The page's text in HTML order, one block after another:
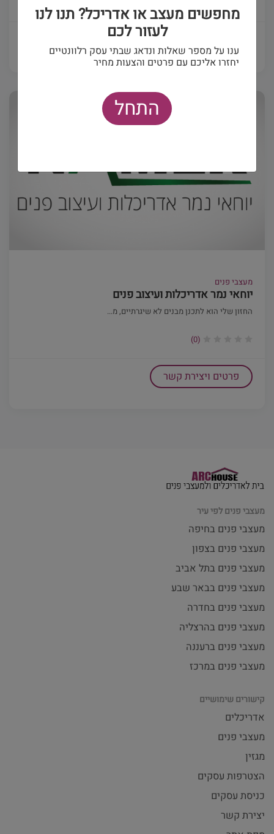
פרטים ויצירת קשר
מעצבי פנים
יוחאי נמר אדריכלות ועיצוב פנים
החזון שלי הוא לתכנן מבנים לא שיגרתיים, מ...
(0)
פרטים ויצירת קשר
מעצבי פנים לפי עיר
מעצבי פנים בחיפה
מעצבי פנים בצפון
מעצבי פנים בתל אביב
מעצבי פנים בבאר שבע
מעצבי פנים בחדרה
מעצבי פנים בהרצליה
מעצבי פנים ברעננה
מעצבי פנים במרכז
קישורים שימושיים
אדריכלים
מעצבי פנים
מגזין
הצטרפות עסקים
כניסת עסקים
יצירת קשר
מחפשים מעצב או אדריכל? תנו לנו
לעזור לכם
ענו על מספר שאלות ונדאג שבתי עסק רלוונטיים
יחזרו אליכם עם פרטים והצעות מחיר
התחל